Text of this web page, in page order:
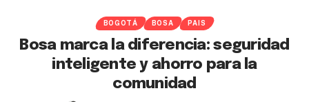
BOGOTÁ BOSA PAIS
Bosa marca la diferencia: seguridad
inteligente y ahorro para la
comunidad